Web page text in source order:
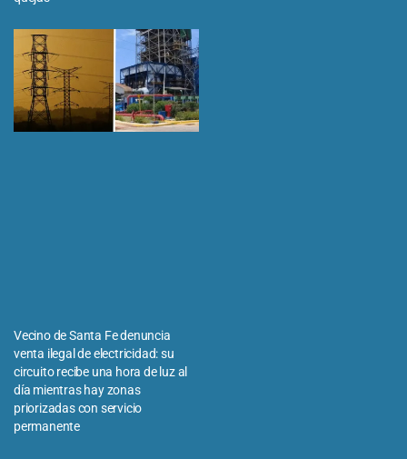
Vecino de Santa Fe denuncia
venta ilegal de electricidad: su
circuito recibe una hora de luz al
día mientras hay zonas
priorizadas con servicio
permanente